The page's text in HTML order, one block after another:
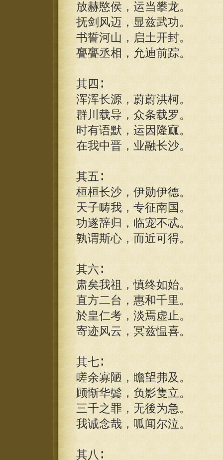
放赫愍侯，运当攀龙。
抚剑风迈，显兹武功。
书誓河山，启土开封。
亹亹丞相，允迪前踪。
其四∶
浑浑长源，蔚蔚洪柯。
群川载导，众条载罗。
时有语默，运因隆寙。
在我中晋，业融长沙。
其五∶
桓桓长沙，伊勋伊德。
天子畴我，专征南国。
功遂辞归，临宠不忒。
孰谓斯心，而近可得。
其六∶
肃矣我祖，慎终如始。
直方二台，惠和千里。
於皇仁考，淡焉虚止。
寄迹风云，冥兹愠喜。
其七∶
嗟余寡陋，瞻望弗及。
顾惭华鬓，负影隻立。
三千之罪，无後为急。
我诚念哉，呱闻尔泣。
其八∶